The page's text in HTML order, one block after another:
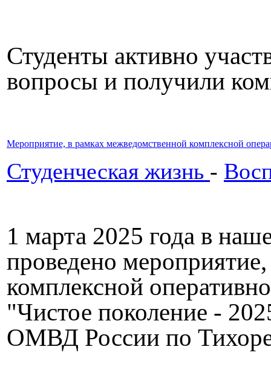
Студенты активно
вопросы и получили
Мероприятие, в рамках межведомственной комплексной
Студенческая жизнь -
1 марта 2025 года в
проведено
комплексной
"Чистое поколение -
ОМВД России по